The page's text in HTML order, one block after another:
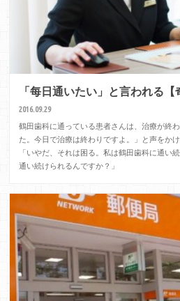
「每日通いたい」と言われる【
2016.09.29
鶴田歯科に通っている患者さんは、治療が終
た。今日で治療は終わりですよ。」と声をか
「いやだ、それは困る。私は鶴田歯科に通い
通い続けられるんですか？」